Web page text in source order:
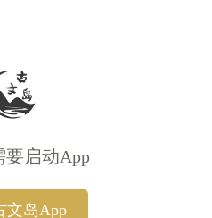
要启动App
文岛App